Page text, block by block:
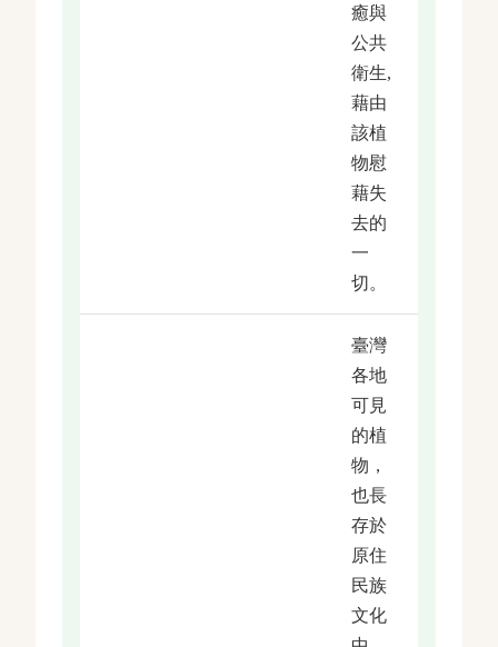
癒與
公共
衛生,
藉由
該植
物慰
藉失
去的
一
切。
臺灣
各地
可見
的植
物，
也長
存於
原住
民族
文化